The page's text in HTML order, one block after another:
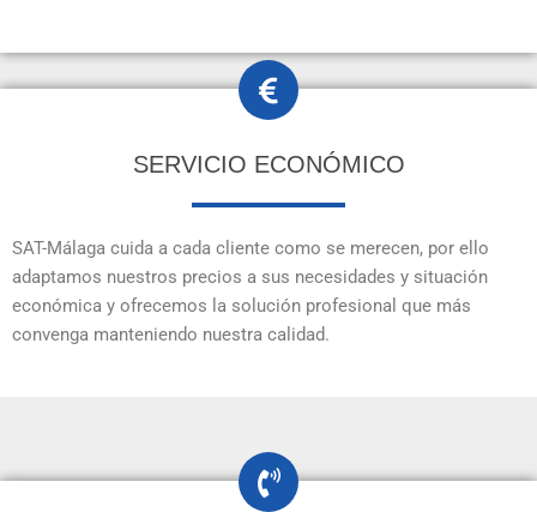
SERVICIO ECONÓMICO
SAT-Málaga cuida a cada cliente como se merecen, por ello
adaptamos nuestros precios a sus necesidades y situación
económica y ofrecemos la solución profesional que más
convenga manteniendo nuestra calidad.